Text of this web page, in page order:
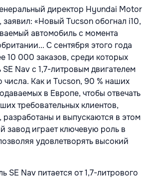
директор Hyundai Motor
«Новый Tucson обогнал i10,
автомобиль с момента
С сентября этого года
10 000 заказов, среди которых
Nav с 1,7-литровым двигателем
числа. Как и Tucson, 90 % наших
в Европе, чтобы отвечать
требовательных клиентов,
разработаны и выпускаются в этом
завод играет ключевую роль в
удовлетворять высокий
SE Nav питается от 1,7-литрового